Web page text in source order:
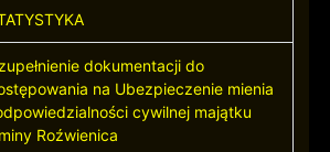
dokumentacji do
na Ubezpieczenie mienia
cywilnej majątku
Roźwienica